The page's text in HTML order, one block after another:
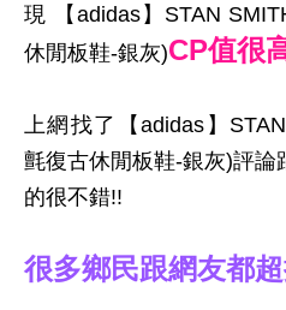
現 【adidas】STAN
休閒板鞋-銀灰)CP值很
上網找了【adidas】
氈復古休閒板鞋-銀灰)評論
的很不錯!!
很多鄉民跟網友都